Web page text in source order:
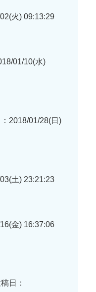
火) 09:13:29
01/10(水)
2018/01/28(日)
土) 23:21:23
金) 16:37:06
日：